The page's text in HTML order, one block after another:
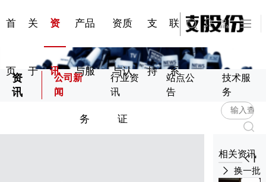
首
页
关
于
资
讯
产品
与服
务
资质
与认
证
支
持
联
系
资
讯
公司新
闻
行业资
讯
站点公
告
技术服
务
相关资讯
换一批